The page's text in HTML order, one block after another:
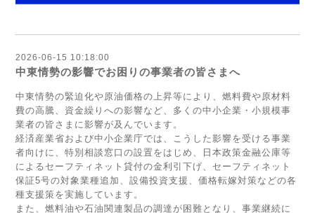
2026-06-15 10:18:00
中東情勢の影響でお困りの事業者の皆さまへ
中東情勢の緊迫化や原油価格の上昇等により、燃料費や原材料
費の高騰、資金繰りへの影響など、多くの中小企業・小規模事
業者の皆さまに影響が及んでいます。
経済産業省および中小企業庁では、こうした影響を受ける事業
者向けに、特別相談窓口の設置をはじめ、日本政策金融公庫等
によるセーフティネット貸付の金利引下げ、セーフティネット
保証5号の対象業種追加、設備投資支援、価格転嫁対策などの各
種支援策を実施しています。
また、燃料油や石油関連製品の調達が困難となり、事業継続に